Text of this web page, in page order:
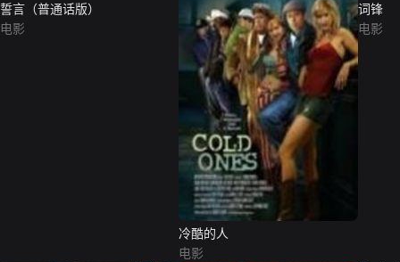
誓言（普通话版）
电影
冷酷的人
电影
词锋
电影